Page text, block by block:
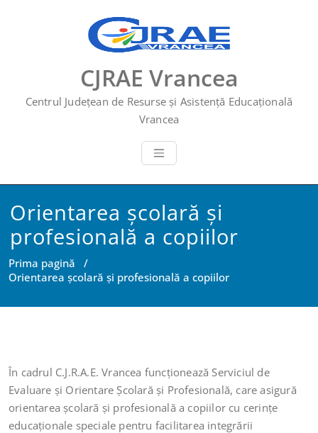
CJRAE Vrancea
Centrul Județean de Resurse și Asistență Educațională
Vrancea
Orientarea școlară şi
profesională a copiilor
Prima pagină /
Orientarea școlară şi profesională a copiilor
În cadrul C.J.R.A.E. Vrancea funcționează Serviciul de
Evaluare şi Orientare Școlară şi Profesională, care asigură
orientarea școlară şi profesională a copiilor cu cerințe
educaţionale speciale pentru facilitarea integrării